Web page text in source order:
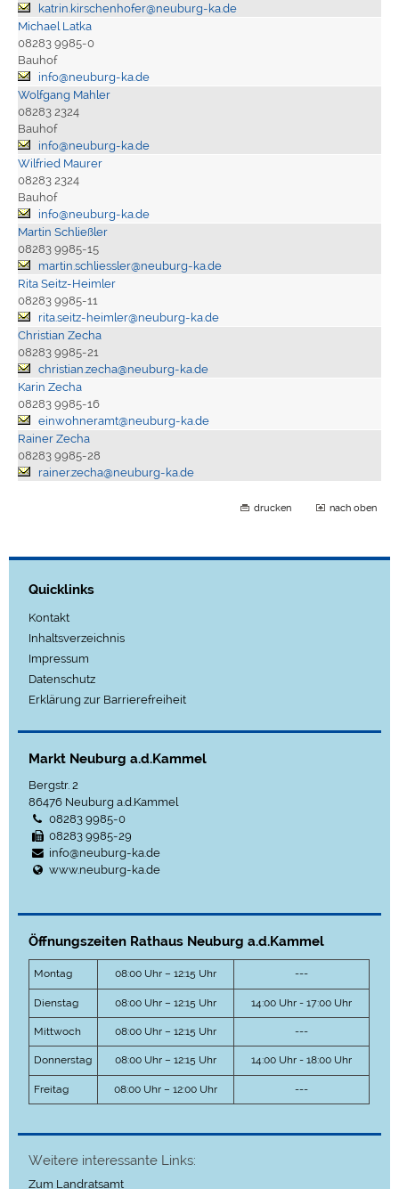
katrin.kirschenhofer@neuburg-ka.de
Michael Latka
08283 9985-0
Bauhof
info@neuburg-ka.de
Wolfgang Mahler
08283 2324
Bauhof
info@neuburg-ka.de
Wilfried Maurer
08283 2324
Bauhof
info@neuburg-ka.de
Martin Schließler
08283 9985-15
martin.schliessler@neuburg-ka.de
Rita Seitz-Heimler
08283 9985-11
rita.seitz-heimler@neuburg-ka.de
Christian Zecha
08283 9985-21
christian.zecha@neuburg-ka.de
Karin Zecha
08283 9985-16
einwohneramt@neuburg-ka.de
Rainer Zecha
08283 9985-28
rainer.zecha@neuburg-ka.de
drucken nach oben
Quicklinks
Kontakt
Inhaltsverzeichnis
Impressum
Datenschutz
Erklärung zur Barrierefreiheit
Markt Neuburg a.d.Kammel
Bergstr. 2
86476 Neuburg a.d.Kammel
08283 9985-0
08283 9985-29
info@neuburg-ka.de
www.neuburg-ka.de
Öffnungszeiten Rathaus Neuburg a.d.Kammel
Montag 08:00 Uhr – 12:15 Uhr ---
Dienstag 08:00 Uhr – 12:15 Uhr 14:00 Uhr - 17:00 Uhr
Mittwoch 08:00 Uhr – 12:15 Uhr ---
Donnerstag 08:00 Uhr – 12:15 Uhr 14:00 Uhr - 18:00 Uhr
Freitag 08:00 Uhr – 12:00 Uhr ---
Weitere interessante Links:
Zum Landratsamt